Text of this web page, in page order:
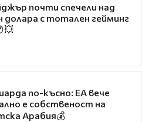
почти спечели над
долара с тотален гейминг
по-късно: EA вече
е собственост на
Арабия💰